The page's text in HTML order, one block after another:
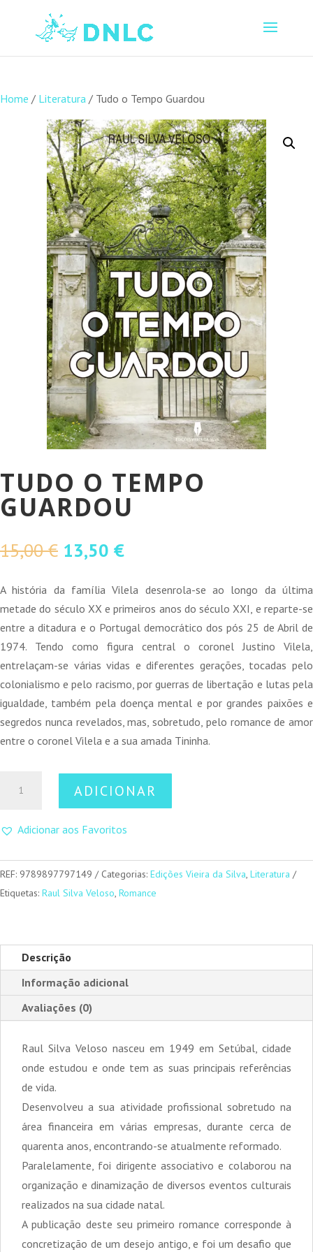
Home / Literatura / Tudo o Tempo Guardou
TUDO O TEMPO
GUARDOU
15,00€ O
original
era:
15,00 €.
13,50 €O
atual
é:
13,50 €.
A história da família Vilela desenrola-se ao longo da última
metade do século XX e primeiros anos do século XXI, e reparte-se
entre a ditadura e o Portugal democrático dos pós 25 de Abril de
1974. Tendo como figura central o coronel Justino Vilela,
entrelaçam-se várias vidas e diferentes gerações, tocadas pelo
colonialismo e pelo racismo, por guerras de libertação e lutas pela
igualdade, também pela doença mental e por grandes paixões e
segredos nunca revelados, mas, sobretudo, pelo romance de amor
entre o coronel Vilela e a sua amada Tininha.
o
Guardou
ADICIONAR
Adicionar aos Favoritos
REF: 9789897797149 Categorias: Edições Vieira da Silva, Literatura
Etiquetas: Raul Silva Veloso, Romance
Descrição
Informação adicional
Avaliações (0)
Raul Silva Veloso nasceu em 1949 em Setúbal, cidade
onde estudou e onde tem as suas principais referências
de vida.
Desenvolveu a sua atividade profissional sobretudo na
área financeira em várias empresas, durante cerca de
quarenta anos, encontrando-se atualmente reformado.
Paralelamente, foi dirigente associativo e colaborou na
organização e dinamização de diversos eventos culturais
realizados na sua cidade natal.
A publicação deste seu primeiro romance corresponde à
concretização de um desejo antigo, e foi um desafio que